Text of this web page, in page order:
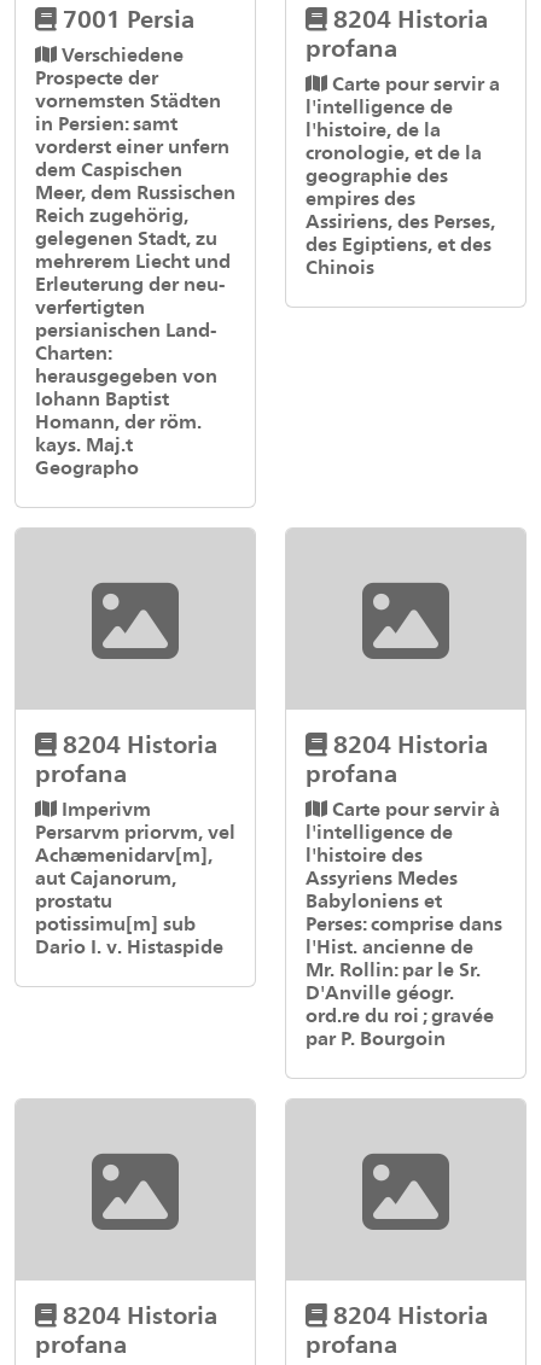
7001 Persia
Verschiedene
Prospecte der
vornemsten Städten
in Persien: samt
vorderst einer unfern
dem Caspischen
Meer, dem Russischen
Reich zugehörig,
gelegenen Stadt, zu
mehrerem Liecht und
Erleuterung der neu-
verfertigten
persianischen Land-
Charten:
herausgegeben von
Iohann Baptist
Homann, der röm.
kays. Maj.t
Geographo
8204 Historia
profana
Carte pour servir a
l'intelligence de
l'histoire, de la
cronologie, et de la
geographie des
empires des
Assiriens, des Perses,
des Egiptiens, et des
Chinois
8204 Historia
profana
Imperivm
Persarvm priorvm, vel
Achæmenidarv[m],
aut Cajanorum,
prostatu
potissimu[m] sub
Dario I. v. Histaspide
8204 Historia
profana
Carte pour servir à
l'intelligence de
l'histoire des
Assyriens Medes
Babyloniens et
Perses: comprise dans
l'Hist. ancienne de
Mr. Rollin: par le Sr.
D'Anville géogr.
ord.re du roi ; gravée
par P. Bourgoin
8204 Historia
profana
8204 Historia
profana